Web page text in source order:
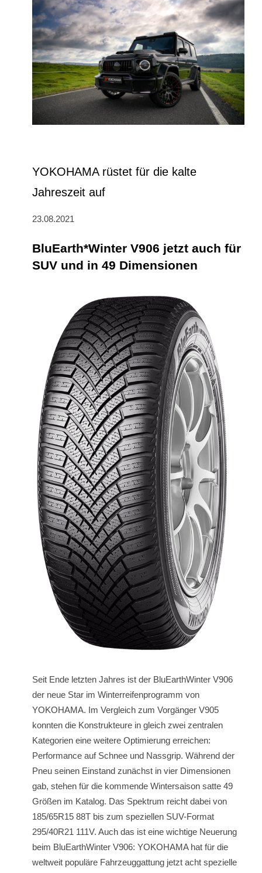
YOKOHAMA rüstet für die kalte
Jahreszeit auf
23.08.2021
BluEarth*Winter V906 jetzt auch für
SUV und in 49 Dimensionen
Seit Ende letzten Jahres ist der BluEarthWinter V906
der neue Star im Winterreifenprogramm von
YOKOHAMA. Im Vergleich zum Vorgänger V905
konnten die Konstrukteure in gleich zwei zentralen
Kategorien eine weitere Optimierung erreichen:
Performance auf Schnee und Nassgrip. Während der
Pneu seinen Einstand zunächst in vier Dimensionen
gab, stehen für die kommende Wintersaison satte 49
Größen im Katalog. Das Spektrum reicht dabei von
185/65R15 88T bis zum speziellen SUV-Format
295/40R21 111V. Auch das ist eine wichtige Neuerung
beim BluEarthWinter V906: YOKOHAMA hat für die
weltweit populäre Fahrzeuggattung jetzt acht spezielle